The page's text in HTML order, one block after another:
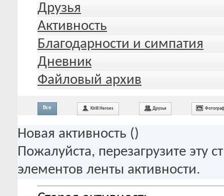
Друзья
Активность
Благодарности и симпатия
Дневник
Файловый архив
Все Kirill Heroes Друзья
Новая активность ()
Пожалуйста, перезагрузите эту
элементов ленты активности.